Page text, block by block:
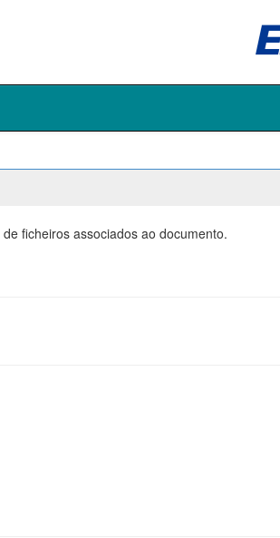
ficheiros associados ao documento.